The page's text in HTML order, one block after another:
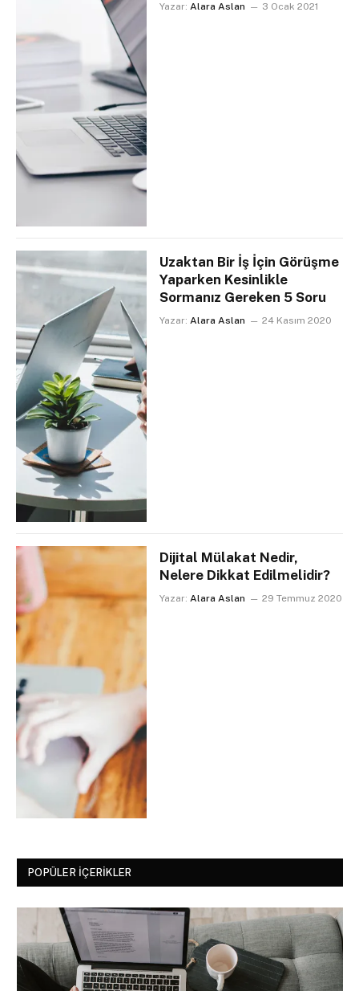
Yazar: Alara Aslan 3 Ocak 2021
Uzaktan Bir İş İçin Görüşme
Yaparken Kesinlikle
Sormanız Gereken 5 Soru
Yazar: Alara Aslan 24 Kasım 2020
Dijital Mülakat Nedir,
Nelere Dikkat Edilmelidir?
Yazar: Alara Aslan 29 Temmuz 2020
POPÜLER İÇERIKLER